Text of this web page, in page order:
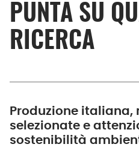
PUNTA SU
RICERCA
Produzione
selezionate e
sostenibilità